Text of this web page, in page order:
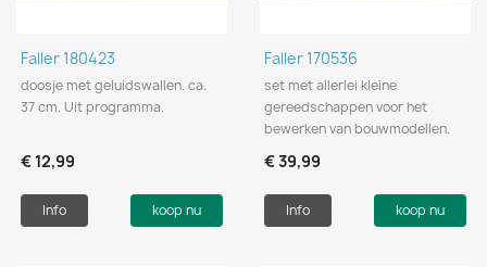
Faller 180423
doosje met geluidswallen. ca.
37 cm. Uit programma.
€ 12,99
Info koop nu
Faller 170536
set met allerlei kleine
gereedschappen voor het
bewerken van bouwmodellen.
€ 39,99
Info koop nu